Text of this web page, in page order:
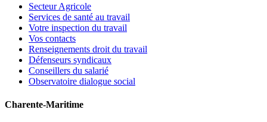
Secteur Agricole
Services de santé au travail
Votre inspection du travail
Vos contacts
Renseignements droit du travail
Défenseurs syndicaux
Conseillers du salarié
Observatoire dialogue social
Charente-Maritime